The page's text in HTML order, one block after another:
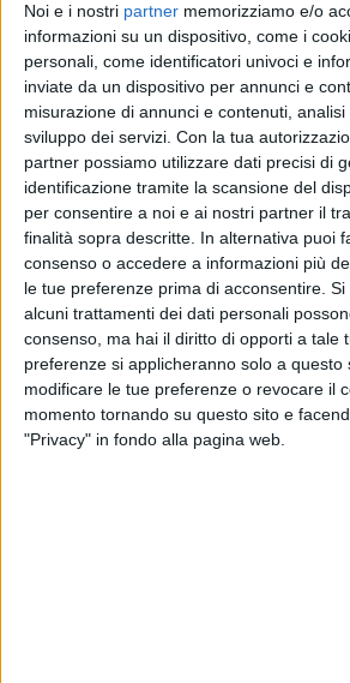
Noi e i nostri partner memorizziamo e/o
informazioni su un dispositivo, come i
personali, come identificatori univoci e
inviate da un dispositivo per annunci e
misurazione di annunci e contenuti,
sviluppo dei servizi. Con la tua
partner possiamo utilizzare dati precisi di
identificazione tramite la scansione del
per consentire a noi e ai nostri partner il
finalità sopra descritte. In alternativa puoi
consenso o accedere a informazioni più
le tue preferenze prima di acconsentire. Si
alcuni trattamenti dei dati personali
consenso, ma hai il diritto di opporti a tale
preferenze si applicheranno solo a questo
modificare le tue preferenze o revocare il
momento tornando su questo sito e
"Privacy" in fondo alla pagina web.
NEWS 03 ago 2020
Le Vibrazioni: il Summer
continua, ecco le nuove date
“Seguire le regole ma vivere la vita
grande sfida”